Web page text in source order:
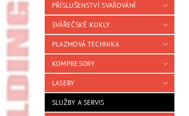
PŘÍSLUŠENSTVÍ SVAŘOVÁNÍ
SVÁŘEČSKÉ KUKLY
PLAZMOVÁ TECHNIKA
KOMPRESORY
LASERY
SLUŽBY A SERVIS